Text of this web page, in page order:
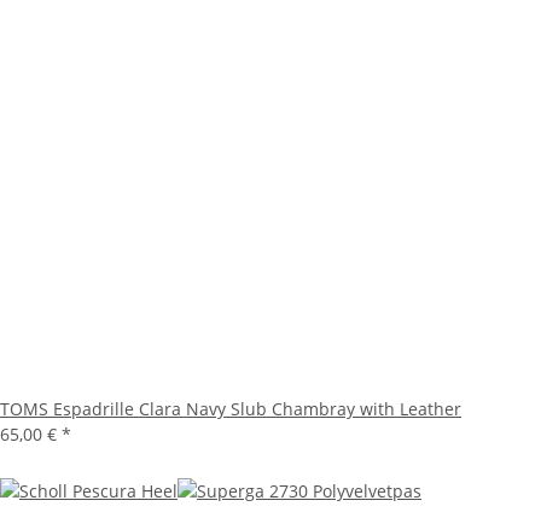
TOMS Espadrille Clara Navy Slub Chambray with Leather
65,00 € *